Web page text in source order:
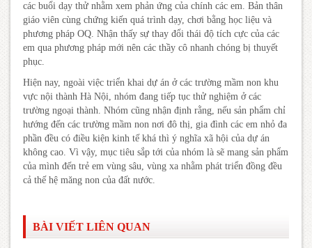
các buổi dạy thử nhằm xem phản ứng của chính các em. Bản thân
giáo viên cùng chứng kiến quá trình dạy, chơi bằng học liệu và
phương pháp OQ. Nhận thấy sự thay đổi thái độ tích cực của các
em qua phương pháp mới nên các thầy cô nhanh chóng bị thuyết
phục.
Hiện nay, ngoài việc triển khai dự án ở các trường mầm non khu
vực nội thành Hà Nội, nhóm đang tiếp tục thử nghiệm ở các
trường ngoại thành. Nhóm cũng nhận định rằng, nếu sản phẩm chỉ
hướng đến các trường mầm non nơi đô thị, gia đình các em nhỏ đa
phần đều có điều kiện kinh tế khá thì ý nghĩa xã hội của dự án
không cao. Vì vậy, mục tiêu sắp tới của nhóm là sẽ mang sản phẩm
của mình đến trẻ em vùng sâu, vùng xa nhằm phát triển đồng đều
cả thế hệ măng non của đất nước.
BÀI VIẾT LIÊN QUAN